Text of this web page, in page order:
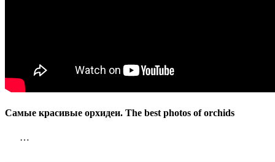
Самые красивые орхидеи. The best photos of orchids
…